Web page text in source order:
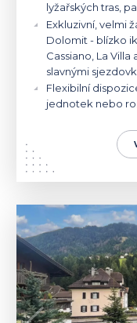
lyžařských tras,
Exkluzivní, velmi
Dolomit - blízko
Cassiano, La
slavnými
Flexibilní
jednotek nebo
ITÁLIE | ORTISEI
880 000 €